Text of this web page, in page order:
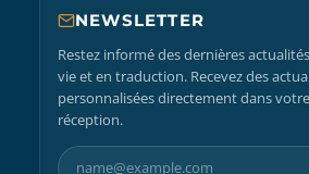
NEWSLETTER
Restez informé des dernières
vie et en traduction. Recevez des
personnalisées directement dans
réception.